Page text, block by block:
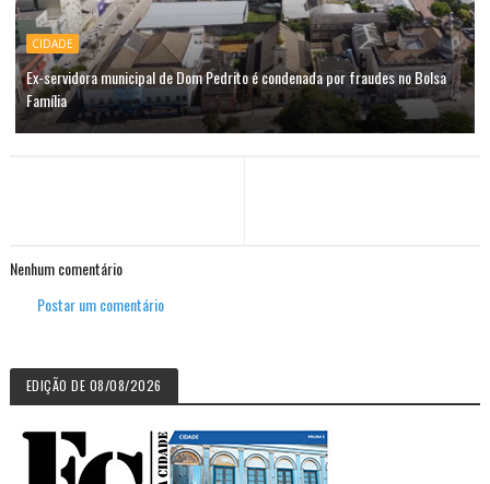
CIDADE
Ex-servidora municipal de Dom Pedrito é condenada por fraudes no Bolsa
Família
Nenhum comentário
Postar um comentário
EDIÇÃO DE 08/08/2026